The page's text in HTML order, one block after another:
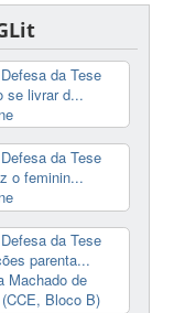
Defesa da Tese
se livrar d...
Defesa da Tese
o feminin...
Defesa da Tese
parenta...
Machado de
Bloco B)